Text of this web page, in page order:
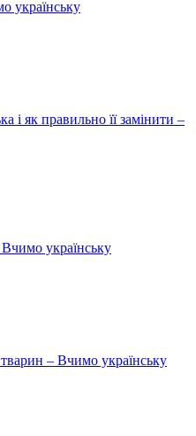
українську
і як правильно її замінити –
українську
– Вчимо українську